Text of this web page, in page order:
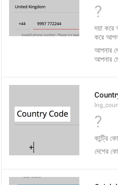
?
দয়া করে
করে
আপনার
আপনার
?
কান্ট্রি
দেশের